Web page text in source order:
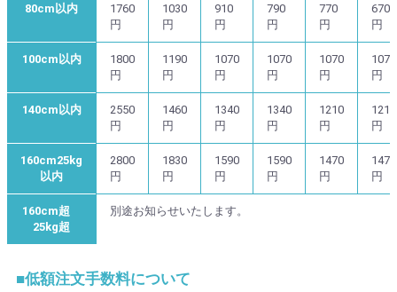
80cm以内
1760
円
1030
円
910
円
790
円
770
円
670
円
100cm以内
1800
円
1190
円
1070
円
1070
円
1070
円
1070
円
140cm以内
2550
円
1460
円
1340
円
1340
円
1210
円
1210
円
160cm25kg
以内
2800
円
1830
円
1590
円
1590
円
1470
円
1470
円
160cm超
25kg超
別途お知らせいたします。
■低額注文手数料について